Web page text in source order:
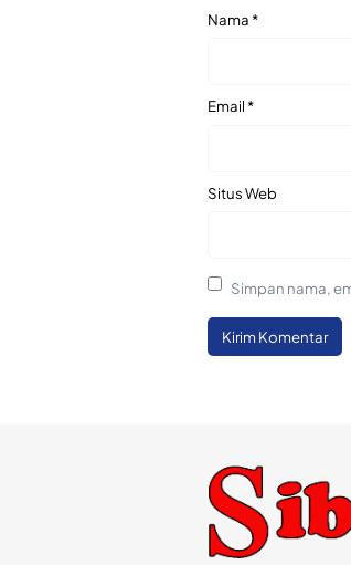
Nama*
Email*
Situs Web
Simpan nama,